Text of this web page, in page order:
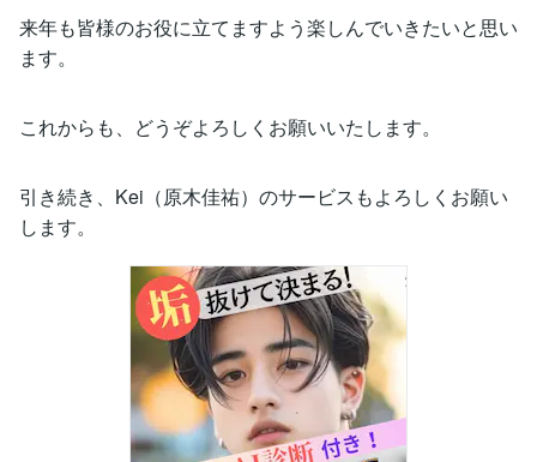
来年も皆様のお役に立てますよう楽しんでいきたいと思い
ます。
これからも、どうぞよろしくお願いいたします。
引き続き、Kei（原木佳祐）のサービスもよろしくお願い
します。